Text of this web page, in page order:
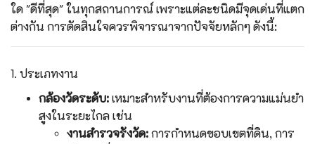
ใด "ดีที่สุด" ในทุกสถานการณ์ เพราะแต่ละชนิดมีจุดเด่นที่แตก
ต่างกัน การตัดสินใจควรพิจารณาจากปัจจัยหลักๆ ดังนี้:
1. ประเภทงาน
กล้องวัดระดับ:เหมาะสำหรับงานที่ต้องการความแม่นยำ
สูงในระยะไกล เช่น
งานสำรวจรังวัด:การกำหนดขอบเขตที่ดิน, การ